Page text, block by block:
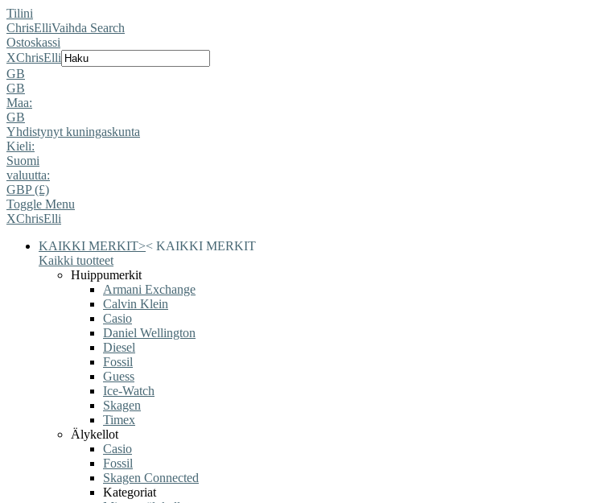
Tilini
ChrisElliVaihda Search
Ostoskassi
XChrisElli
GB
GB
Maa:
GB
Yhdistynyt kuningaskunta
Kieli:
Suomi
valuutta:
GBP (£)
Toggle Menu
XChrisElli
KAIKKI MERKIT>< KAIKKI MERKIT
Kaikki tuotteet
Huippumerkit
Armani Exchange
Calvin Klein
Casio
Daniel Wellington
Diesel
Fossil
Guess
Ice-Watch
Skagen
Timex
Älykellot
Casio
Fossil
Skagen Connected
Kategoriat